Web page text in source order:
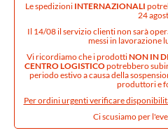
Le spedizioni INTERNAZIONALI
24
Il 14/08 il servizio clienti non sarà
messi in lavorazione
Vi ricordiamo che i prodottiNON IN
CENTRO LOGISTICOpotrebbero
periodo estivo a causa della
produttori e
Per ordini urgenti verificare
Ci scusiamo per